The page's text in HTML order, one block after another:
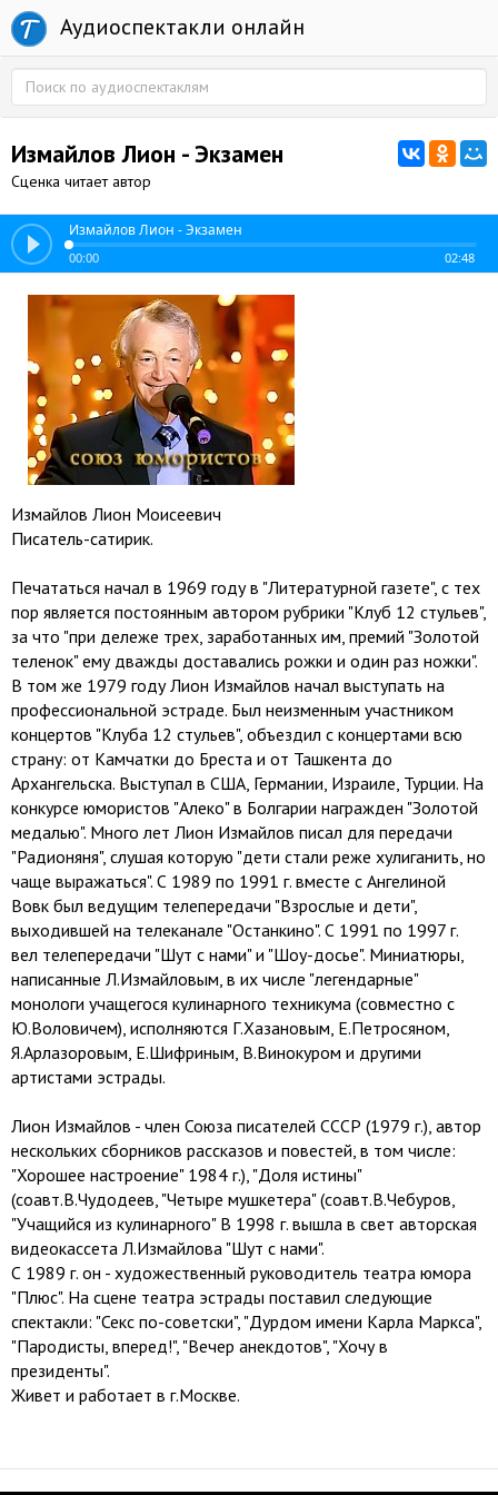
Аудиоспектакли онлайн
Измайлов Лион - Экзамен
Сценка читает автор
Измайлов Лион - Экзамен
00:00 02:48
Измайлов Лион Моисеевич
Писатель-сатирик.
Печататься начал в 1969 году в "Литературной газете", с тех
пор является постоянным автором рубрики "Клуб 12 стульев",
за что "при дележе трех, заработанных им, премий "Золотой
теленок" ему дважды доставались рожки и один раз ножки".
В том же 1979 году Лион Измайлов начал выступать на
профессиональной эстраде. Был неизменным участником
концертов "Клуба 12 стульев", объездил с концертами всю
страну: от Камчатки до Бреста и от Ташкента до
Архангельска. Выступал в США, Германии, Израиле, Турции. На
конкурсе юмористов "Алеко" в Болгарии награжден "Золотой
медалью". Много лет Лион Измайлов писал для передачи
"Радионяня", слушая которую "дети стали реже хулиганить, но
чаще выражаться". С 1989 по 1991 г. вместе с Ангелиной
Вовк был ведущим телепередачи "Взрослые и дети",
выходившей на телеканале "Останкино". С 1991 по 1997 г.
вел телепередачи "Шут с нами" и "Шоу-досье". Миниатюры,
написанные Л.Измайловым, в их числе "легендарные"
монологи учащегося кулинарного техникума (совместно с
Ю.Воловичем), исполняются Г.Хазановым, Е.Петросяном,
Я.Арлазоровым, Е.Шифриным, В.Винокуром и другими
артистами эстрады.
Лион Измайлов - член Союза писателей СССР (1979 г.), автор
нескольких сборников рассказов и повестей, в том числе:
"Хорошее настроение" 1984 г.), "Доля истины"
(соавт.В.Чудодеев, "Четыре мушкетера" (соавт.В.Чебуров,
"Учащийся из кулинарного" В 1998 г. вышла в свет авторская
видеокассета Л.Измайлова "Шут с нами".
С 1989 г. он - художественный руководитель театра юмора
"Плюс". На сцене театра эстрады поставил следующие
спектакли: "Секс по-советски", "Дурдом имени Карла Маркса",
"Пародисты, вперед!", "Вечер анекдотов", "Хочу в
президенты".
Живет и работает в г.Москве.